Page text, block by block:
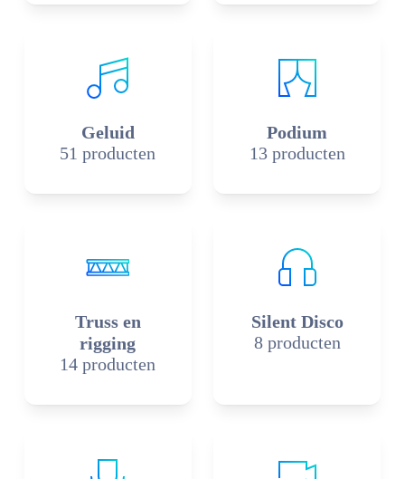
Geluid
51 producten
Podium
13 producten
Truss en
rigging
14 producten
Silent Disco
8 producten